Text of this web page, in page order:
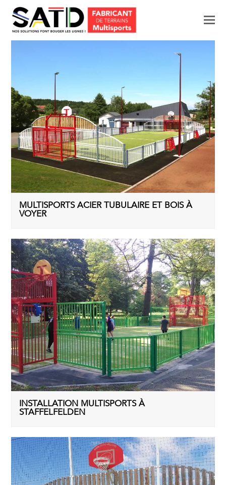
MULTISPORTS ACIER TUBULAIRE ET BOIS À
VOYER
INSTALLATION MULTISPORTS À
STAFFELFELDEN